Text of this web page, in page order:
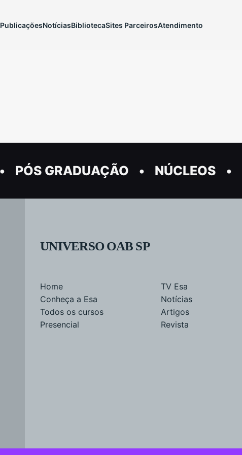
PublicaçõesNotíciasBibliotecaSites ParceirosAtendimento
PÓS GRADUAÇÃO NÚCLEOS
UNIVERSO OAB SP
Home
Conheça a Esa
Todos os cursos
Presencial
TV Esa
Notícias
Artigos
Revista